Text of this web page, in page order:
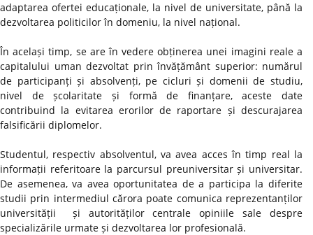
adaptarea ofertei educaționale, la nivel de universitate, până la
dezvoltarea politicilor în domeniu, la nivel național.
În același timp, se are în vedere obținerea unei imagini reale a
capitalului uman dezvoltat prin învățământ superior: numărul
de participanți și absolvenți, pe cicluri și domenii de studiu,
nivel de școlaritate și formă de finanțare, aceste date
contribuind la evitarea erorilor de raportare și descurajarea
falsificării diplomelor.
Studentul, respectiv absolventul, va avea acces în timp real la
informații referitoare la parcursul preuniversitar și universitar.
De asemenea, va avea oportunitatea de a participa la diferite
studii prin intermediul cărora poate comunica reprezentanților
universității și autorităților centrale opiniile sale despre
specializările urmate și dezvoltarea lor profesională.